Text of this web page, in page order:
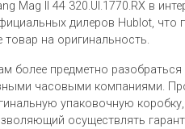
Mag II 44 320.UI.1770.RX в
дилеров Hublot, что
на оригинальность.
более предметно
часовыми компаниями.
упаковочную
осуществлять